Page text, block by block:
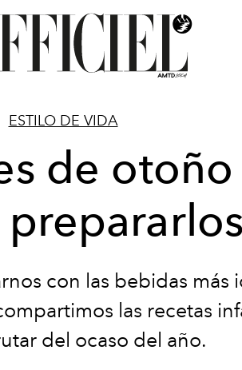
ESTILO DE VIDA
de otoño
con las bebidas más
las recetas
del ocaso del año.